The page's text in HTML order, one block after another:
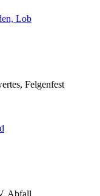
Lob
Felgenfest